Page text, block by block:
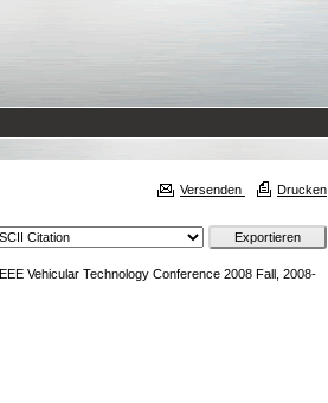
Versenden Drucken
Vehicular Technology Conference 2008 Fall, 2008-